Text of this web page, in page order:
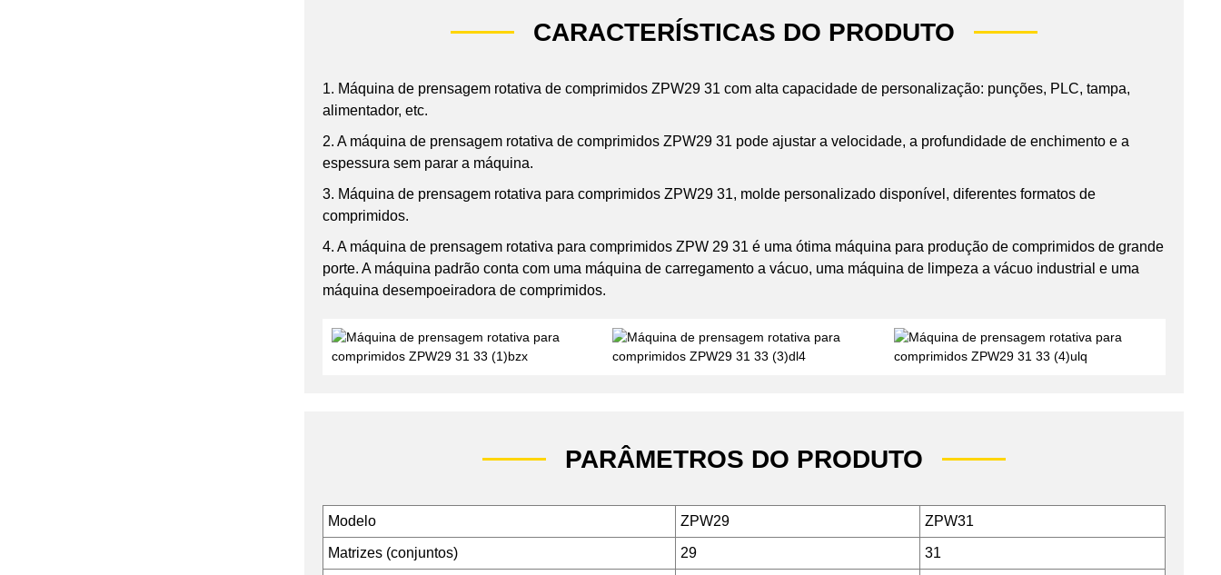
CARACTERÍSTICAS DO PRODUTO
1. Máquina de prensagem rotativa de comprimidos ZPW29 31 com alta capacidade de personalização: punções, PLC, tampa,
alimentador, etc.
2. A máquina de prensagem rotativa de comprimidos ZPW29 31 pode ajustar a velocidade, a profundidade de enchimento e a
espessura sem parar a máquina.
3. Máquina de prensagem rotativa para comprimidos ZPW29 31, molde personalizado disponível, diferentes formatos de
comprimidos.
4. A máquina de prensagem rotativa para comprimidos ZPW 29 31 é uma ótima máquina para produção de comprimidos de grande
porte. A máquina padrão conta com uma máquina de carregamento a vácuo, uma máquina de limpeza a vácuo industrial e uma
máquina desempoeiradora de comprimidos.
PARÂMETROS DO PRODUTO
Modelo ZPW29 ZPW31
Matrizes (conjuntos) 29 31